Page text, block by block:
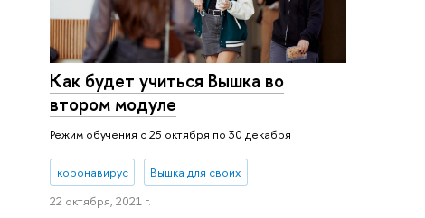
Как будет учиться Вышка во
втором модуле
Режим обучения с 25 октября по 30 декабря
коронавирус
Вышка для своих
22 октября, 2021 г.